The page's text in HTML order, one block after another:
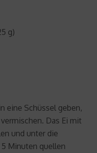
g)
eine Schüssel geben,
Das Ei mit
und unter die
Minuten quellen